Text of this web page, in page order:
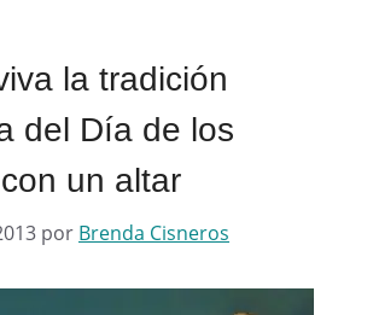
la tradición
del Día de los
un altar
por Brenda Cisneros